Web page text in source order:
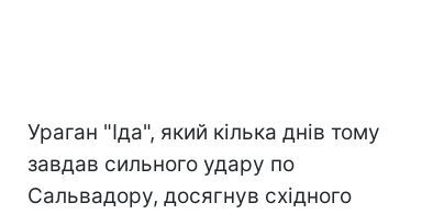
Ураган "Іда", який кілька днів тому
завдав сильного удару по
Сальвадору, досягнув східного